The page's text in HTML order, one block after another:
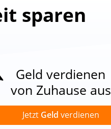
sparen
Geld verdienen
von Zuhause aus
Jetzt Geld verdienen